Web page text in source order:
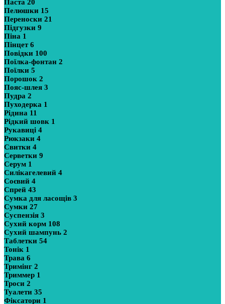
Паста 20
Пелюшки 15
Переноски 21
Підгузки 9
Піна 1
Пінцет6
Повідки 100
Поїлка-фонтан 2
Поїлки 5
Порошок 2
Пояс-шлея 3
Пудра 2
Пуходерка 1
Рідина 11
Рідкий шовк 1
Рукавиці 4
Рюкзаки 4
Свитки 4
Серветки 9
Серум 1
Силікагелевий 4
Соєвий 4
Спрей 43
Сумка для ласощів 3
Сумки 27
Суспензія 3
Сухий корм 108
Сухий шампунь 2
Таблетки 54
Тонік 1
Трава 6
Тримінг 2
Триммер 1
Троси 2
Туалети 35
Фіксатори 1